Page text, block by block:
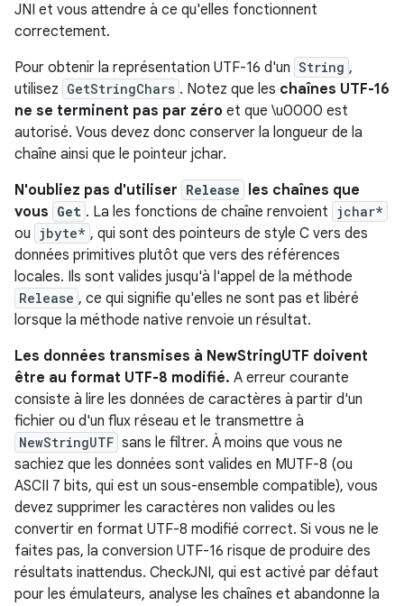
JNI et vous attendre à ce qu'elles fonctionnent
correctement.
Pour obtenir la représentation UTF-16 d'un String ,
utilisez GetStringChars . Notez que les chaînes UTF-16
ne se terminent pas par zéro et que \u0000 est
autorisé. Vous devez donc conserver la longueur de la
chaîne ainsi que le pointeur jchar.
N'oubliez pas d'utiliser Release les chaînes que
vous Get . La les fonctions de chaîne renvoient jchar*
ou jbyte* , qui sont des pointeurs de style C vers des
données primitives plutôt que vers des références
locales. Ils sont valides jusqu'à l'appel de la méthode
Release , ce qui signifie qu'elles ne sont pas et libéré
lorsque la méthode native renvoie un résultat.
Les données transmises à NewStringUTF doivent
être au format UTF-8 modifié. A erreur courante
consiste à lire les données de caractères à partir d'un
fichier ou d'un flux réseau et le transmettre à
NewStringUTF sans le filtrer. À moins que vous ne
sachiez que les données sont valides en MUTF-8 (ou
ASCII 7 bits, qui est un sous-ensemble compatible), vous
devez supprimer les caractères non valides ou les
convertir en format UTF-8 modifié correct. Si vous ne le
faites pas, la conversion UTF-16 risque de produire des
résultats inattendus. CheckJNI, qui est activé par défaut
pour les émulateurs, analyse les chaînes et abandonne la